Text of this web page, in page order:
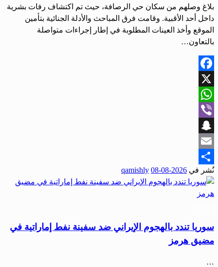
بلاغ وصلهم من سكان حي الرصافة، حيث تم اكتشاف رفات بشرية
داخل أحد الأقبية. وقامت فرق المباحث والأدلة الجنائية بتأمين
الموقع وأخذ العينات المطلوبة في إطار إجراءات متواصلة
بالتعاون…
Facebook
X
WhatsApp
Viber
Snapchat
Email
Share
نُشر في 2026-08-08
qamishly
سوريا تندد بالهجوم الإيراني ضد سفينة نفط إماراتية في
مضيق هرمز
…